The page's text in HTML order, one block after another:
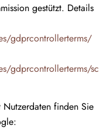
gestützt. Details
gdprcontrollerterms/
gdprcontrollerterms/sc
finden Sie